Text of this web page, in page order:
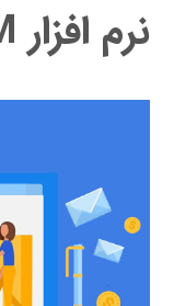
نرم افزار CRM